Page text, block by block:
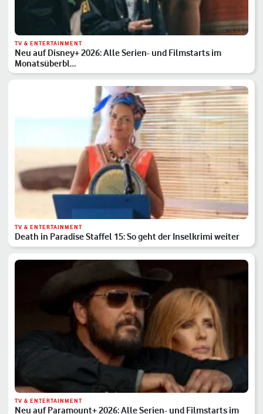
TV & ENTERTAINMENT
Neu auf Disney+ 2026: Alle Serien- und Filmstarts im
Monatsüberbl…
TV & ENTERTAINMENT
Death in Paradise Staffel 15: So geht der Inselkrimi weiter
TV & ENTERTAINMENT
Neu auf Paramount+ 2026: Alle Serien- und Filmstarts im